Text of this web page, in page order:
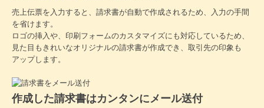
売上伝票を入力すると、請求書が自動で作成されるため、入力の手間
を省けます。
ロゴの挿入や、印刷フォームのカスタマイズにも対応しているため、
見た目もきれいなオリジナルの請求書が作成でき、取引先の印象も
アップします。
作成した請求書はカンタンにメール送付